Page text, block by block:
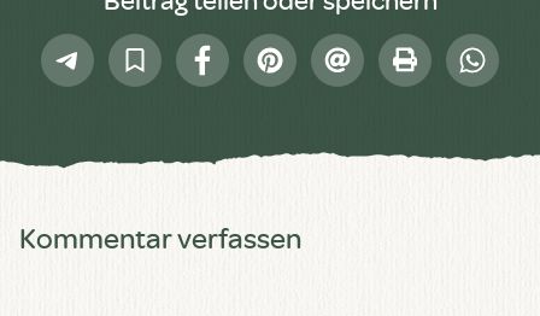
Telegram
In
Sammlung
FacebookPinterest
E-
Mail
Drucken
Kommentar verfassen